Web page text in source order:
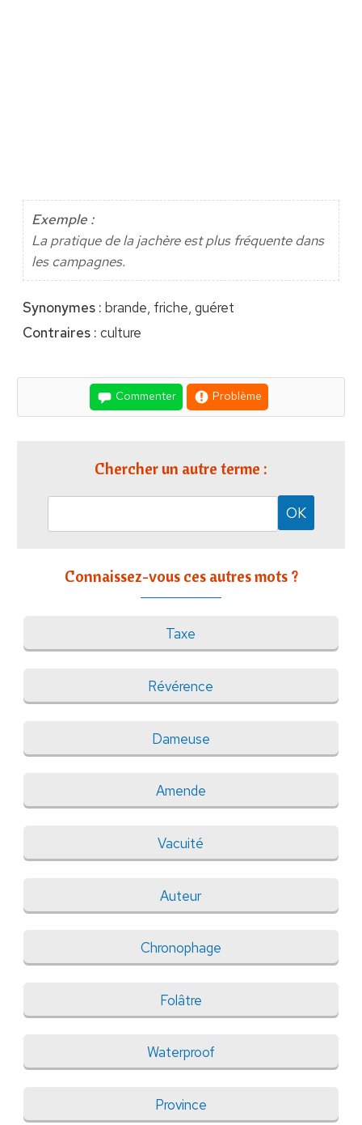
Exemple :
La pratique de la jachère est plus fréquente dans
les campagnes.
Synonymes : brande, friche, guéret
Contraires : culture
Commenter Problème
Chercher un autre terme :
Connaissez-vous ces autres mots ?
Taxe
Révérence
Dameuse
Amende
Vacuité
Auteur
Chronophage
Folâtre
Waterproof
Province